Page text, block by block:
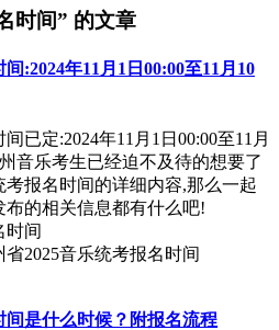
时间” 的文章
:2024年11月1日00:00至11月10
已定:2024年11月1日00:00至11月
音乐考生已经迫不及待的想要了
考报名时间的详细内容,那么一起
的相关信息都有什么吧!
省2025音乐统考报名时间
间是什么时候？附报名流程